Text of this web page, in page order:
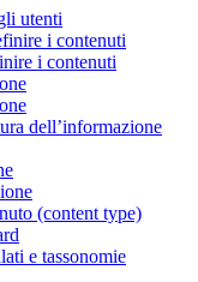
utenti
i contenuti
i contenuti
dell’informazione
(content type)
e tassonomie